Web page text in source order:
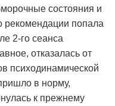
состояния и
рекомендации попала
2-го сеанса
отказалась от
психодинамической
в норму,
к прежнему